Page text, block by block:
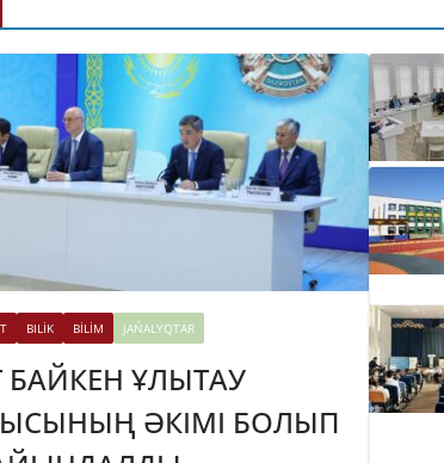
BILİK BİLİM JAŃALYQTAR
БАЙКЕН ҰЛЫТАУ
ӘКІМІ БОЛЫП
ДАМЫТУДЫҢ 2035
ЖЫЛҒА ДЕЙІНГІ
ЖОСПАРЫ БЕКІТІЛДІ
31.07.2026 taraz24kz_news